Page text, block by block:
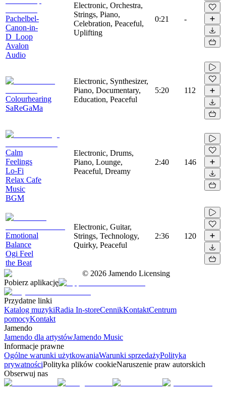
Pachelbel-
Canon-in-
D_Loop
Avalon
Audio
Electronic, Orchestra,
Strings, Piano,
Celebration, Peaceful,
Uplifting
0:21 -
Colourhearing
SaReGaMa
Electronic, Synthesizer,
Piano, Documentary,
Education, Peaceful
5:20 112
Calm
Feelings
Lo-Fi
Relax Cafe
Music
BGM
Electronic, Drums,
Piano, Lounge,
Peaceful, Dreamy
2:40 146
Emotional
Balance
Ogi Feel
the Beat
Electronic, Guitar,
Strings, Technology,
Quirky, Peaceful
2:36 120
© 2026 Jamendo Licensing
Pobierz aplikację
Przydatne linki
Katalog muzykiRadia In-storeCennikKontaktCentrum
pomocyKontakt
Jamendo
Jamendo dla artystówJamendo Music
Informacje prawne
Ogólne warunki użytkowaniaWarunki sprzedażyPolityka
prywatnościPolityka plików cookieNaruszenie praw autorskich
Obserwuj nas